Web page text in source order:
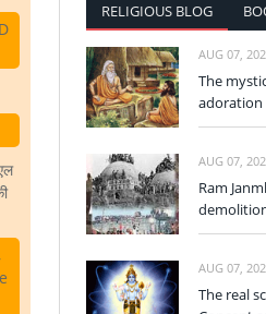
RELIGIOUS BLOG
AUG 07,
The
adoration
AUG 07,
Ram
AUG 07,
The real